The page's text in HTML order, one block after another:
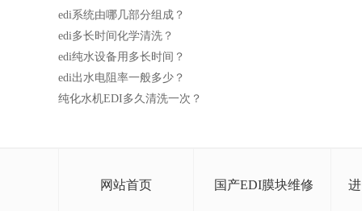
edi系统由哪几部分组成？
edi多长时间化学清洗？
edi纯水设备用多长时间？
edi出水电阻率一般多少？
纯化水机EDI多久清洗一次？
网站首页 国产EDI膜块维修